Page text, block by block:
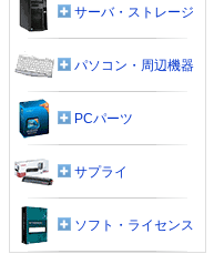
サーバ・ストレージ
パソコン・周辺機器
PCパーツ
サプライ
ソフト・ライセンス